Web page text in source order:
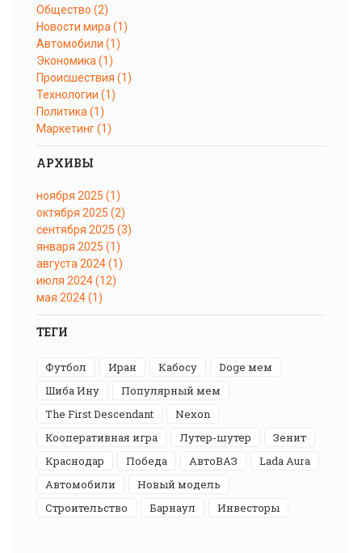
Общество (2)
Новости мира (1)
Автомобили (1)
Экономика (1)
Происшествия (1)
Технологии (1)
Политика (1)
Маркетинг(1)
АРХИВЫ
ноября 2025 (1)
октября 2025 (2)
сентября 2025 (3)
января 2025 (1)
августа 2024(1)
июля 2024(12)
мая 2024(1)
ТЕГИ
футбол Иран Кабосу
Doge мем
Шиба Ину
популярный мем
The First Descendant
Nexon
кооперативная игра
лутер-шутер
Зенит
Краснодар
победа АвтоВАЗ
Lada Aura
автомобили
новый модель
строительство
Барнаул инвесторы